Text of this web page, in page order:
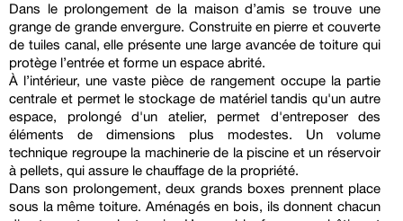
Dans le prolongement de la maison d’amis se trouve une
grange de grande envergure. Construite en pierre et couverte
de tuiles canal, elle présente une large avancée de toiture qui
protège l’entrée et forme un espace abrité.
À l’intérieur, une vaste pièce de rangement occupe la partie
centrale et permet le stockage de matériel tandis qu'un autre
espace, prolongé d'un atelier, permet d'entreposer des
éléments de dimensions plus modestes. Un volume
technique regroupe la machinerie de la piscine et un réservoir
à pellets, qui assure le chauffage de la propriété.
Dans son prolongement, deux grands boxes prennent place
sous la même toiture. Aménagés en bois, ils donnent chacun